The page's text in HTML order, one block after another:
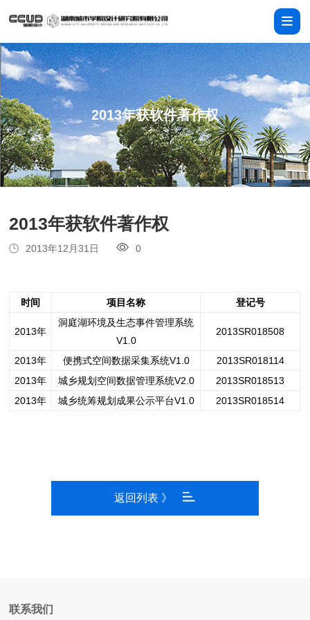
2013年获软件著作权
2013年获软件著作权
2013年12月31日 0
时间 项目名称 登记号
2013年
洞庭湖环境及生态事件管理系统
V1.0
2013SR018508
2013年 便携式空间数据采集系统V1.0
2013SR018114
2013年
城乡规划空间数据管理系统V2.0
2013SR018513
2013年
城乡统筹规划成果公示平台V1.0 2013SR018514
返回列表 》
联系我们